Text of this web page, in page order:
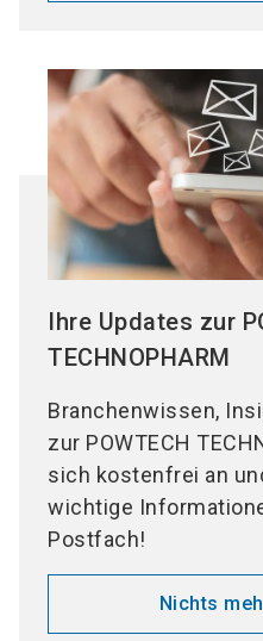
Ihre Updates zur
TECHNOPHARM
Branchenwissen,
zur POWTECH
sich kostenfrei an
wichtige
Postfach!
Nichts